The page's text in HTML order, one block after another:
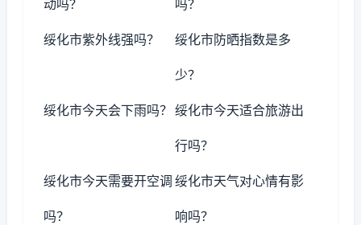
动吗？ 吗？
绥化市紫外线强吗？ 绥化市防晒指数是多
少？
绥化市今天会下雨吗？ 绥化市今天适合旅游出
行吗？
绥化市今天需要开空调
吗？
绥化市天气对心情有影
响吗？